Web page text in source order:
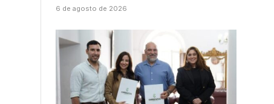
6 de agosto de 2026